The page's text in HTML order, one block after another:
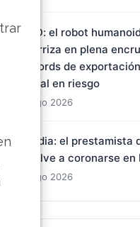
BYD: el robot
aterriza en plena
récords de
anual en riesgo
2 Ago 2026
Nvidia: el prestamista
vuelve a coronarse en
2 Ago 2026